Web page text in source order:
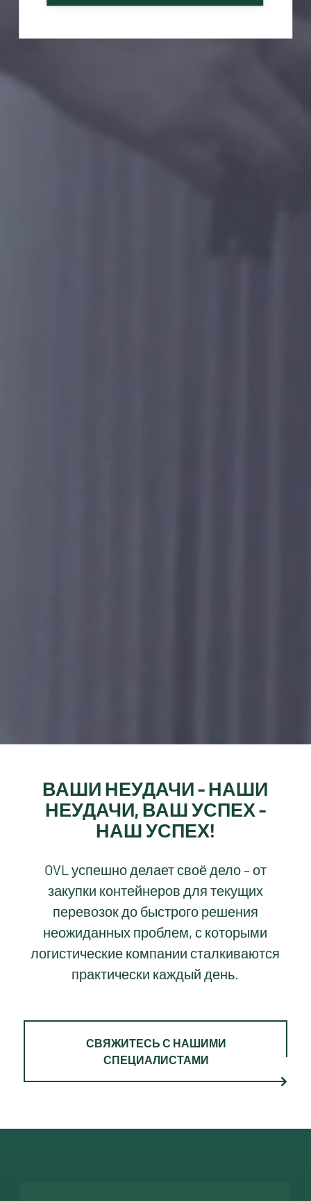
ВАШИ НЕУДАЧИ – НАШИ
НЕУДАЧИ, ВАШ УСПЕХ –
НАШ УСПЕХ!
OVL успешно делает своё дело – от
закупки контейнеров для текущих
перевозок до быстрого решения
неожиданных проблем, с которыми
логистические компании сталкиваются
практически каждый день.
СВЯЖИТЕСЬ С НАШИМИ
СПЕЦИАЛИСТАМИ